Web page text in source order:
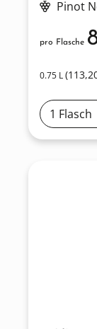
Pinot
0.75 L
pro Flasche